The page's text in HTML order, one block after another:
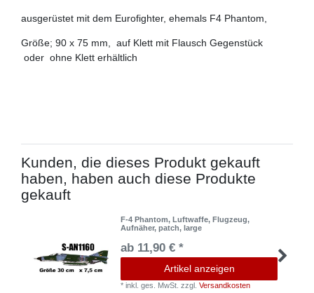
ausgerüstet mit dem Eurofighter, ehemals F4 Phantom,
Größe; 90 x 75 mm, auf Klett mit Flausch Gegenstück
oder ohne Klett erhältlich
Kunden, die dieses Produkt gekauft
haben, haben auch diese Produkte
gekauft
F-4 Phantom, Luftwaffe, Flugzeug,
Aufnäher, patch, large
ab 11,90 € *
Artikel anzeigen
*inkl. ges. MwSt. zzgl.Versandkosten